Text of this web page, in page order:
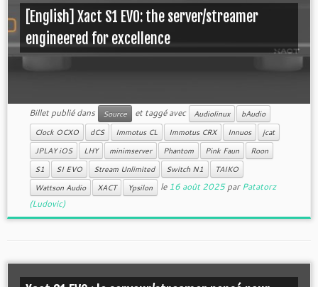
[English] Xact S1 EVO: the server/streamer
engineered for excellence
Billet publié dans Source et taggé avec Audiolinux
bAudio
Clock OCXO
dCS Immotus CL Immotus CRX Innuos
jcat
JPLAY iOS
LHY minimserver Phantom Pink Faun
Roon
S1
SI EVO Stream Unlimited Switch N1
TAIKO
Wattson Audio
XACT Ypsilon le16 août 2025 parPatatorz
(Ludovic)